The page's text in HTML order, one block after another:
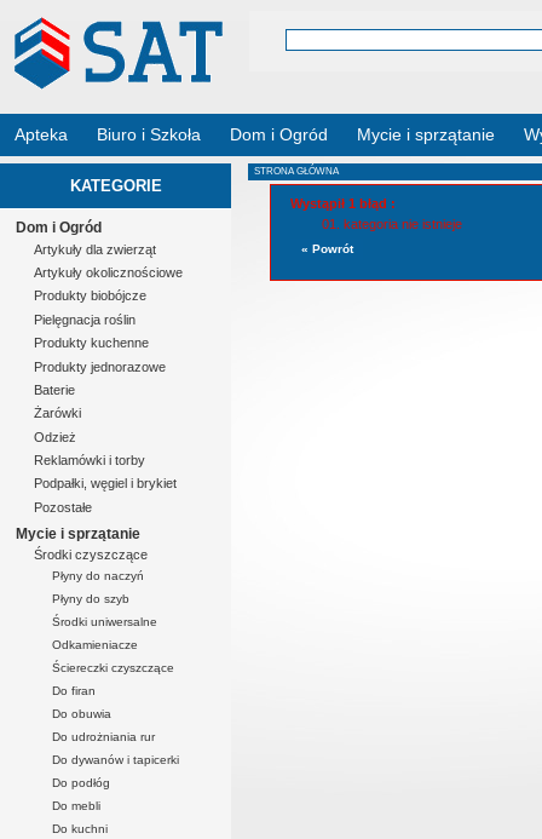
Apteka Biuro i Szkoła Dom i Ogród Mycie i sprzątanie
KATEGORIE
Dom i Ogród
Artykuły dla zwierząt
Artykuły okolicznościowe
Produkty biobójcze
Pielęgnacja roślin
Produkty kuchenne
Produkty jednorazowe
Baterie
Żarówki
Odzież
Reklamówki i torby
Podpałki, węgiel i brykiet
Pozostałe
Mycie i sprzątanie
Środki czyszczące
Płyny do naczyń
Płyny do szyb
Środki uniwersalne
Odkamieniacze
Ściereczki czyszczące
Do firan
Do obuwia
Do udrożniania rur
Do dywanów i tapicerki
Do podłóg
Do mebli
Do kuchni
STRONA GŁÓWNA
Wystąpił 1 błąd :
kategoria nie istnieje
« Powrót